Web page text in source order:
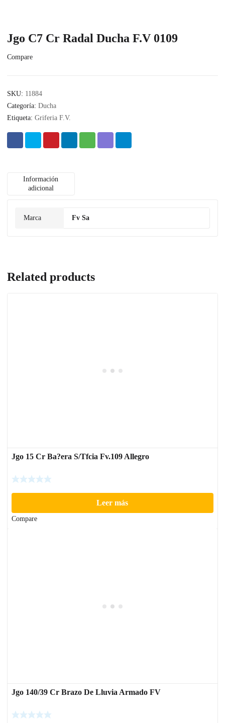
Jgo C7 Cr Radal Ducha F.V 0109
Compare
SKU: 11884
Categoría: Ducha
Etiqueta: Griferia F.V.
Información
adicional
Marca Fv Sa
Related products
Jgo 15 Cr Ba?era S/Tfcia Fv.109 Allegro
Leer más
Compare
Jgo 140/39 Cr Brazo De Lluvia Armado FV